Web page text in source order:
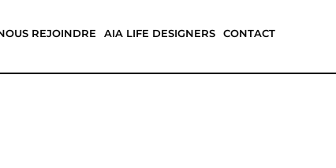
REJOINDRE AIA LIFE DESIGNERS CONTACT